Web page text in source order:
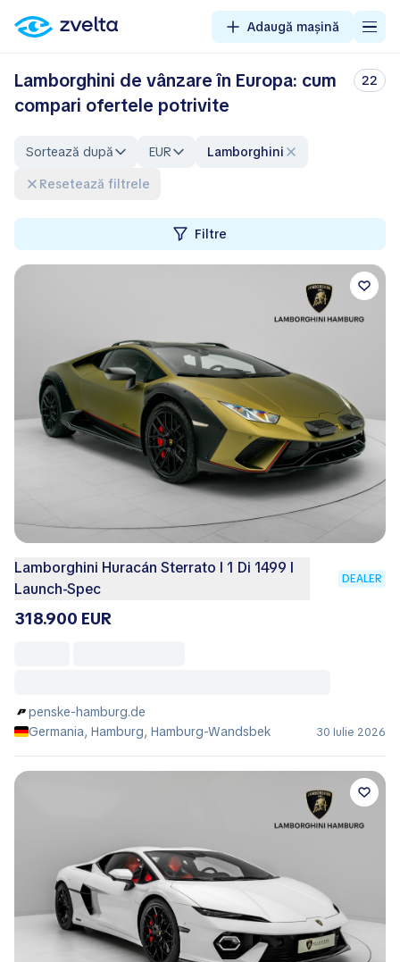
Adaugă mașină
Lamborghini de vânzare în Europa: cum
compari ofertele potrivite
22
Sortează după EUR
Lamborghini
Resetează filtrele
Filtre
Lamborghini Huracán Sterrato I 1 Di 1499 I
Launch-Spec
DEALER
318.900 EUR
penske-hamburg.de
Germania, Hamburg, Hamburg-Wandsbek
30 Iulie 2026